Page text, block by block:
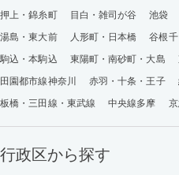
押上・錦糸町
目白・雑司が谷 池袋
湯島・東大前
人形町・日本橋 谷根
駒込・本駒込
東陽町・南砂町・大島
田園都市線神奈川
赤羽・十条・王子
板橋・三田線・東武線
中央線多摩
行政区から探す